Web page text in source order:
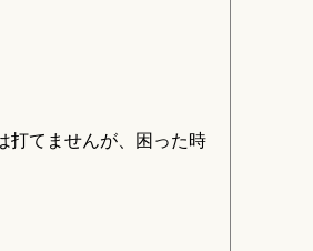
打てませんが、困った時